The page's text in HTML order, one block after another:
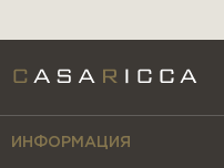
ИНФОРМАЦИЯ